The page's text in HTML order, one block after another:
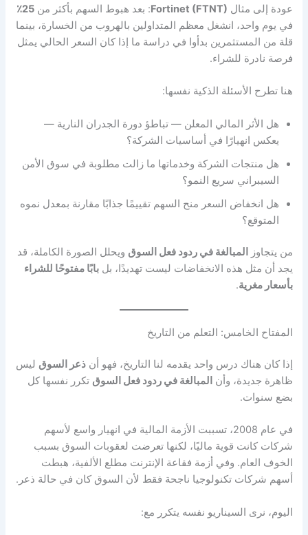
عودة إلى مثال Fortinet (FTNT): بعد هبوط السهم بأكثر من25٪
في يوم واحد، انشغل معظم المتداولين بالهروب من الخسارة، بينما
قلة من المستثمرين بدأوا في دراسة ما إذا كان السعر الحالي يمثل
فرصة نادرة للشراء.
هنا تطرح الأسئلة الذكية نفسها:
هل الأثر المالي المعلن — تباطؤ دورة الجدران النارية —
يعكس انهيارًا في أساسيات الشركة؟
هل منتجات الشركة وخدماتها ما زالت مطلوبة في سوق الأمن
السيبراني سريع النمو؟
هل انخفاض السعر منح السهم تقييمًا جذابًا مقارنة بمعدل نموه
المتوقع؟
من يتجاوز المبالغة في ردود فعل السوق ويحلل الصورة الكاملة، قد
يجد أن مثل هذه الانخفاضات ليست تهديدًا، بلبابًا مفتوحًا للشراء
بأسعار مغرية.
المفتاح الخامس: التعلم من التاريخ
إذا كان هناك درس واحد يقدمه لنا التاريخ، فهو أنذعر السوق ليس
ظاهرة جديدة، وأن المبالغة في ردود فعل السوق تكرر نفسها كل
بضع سنوات.
في عام 2008، تسببت الأزمة المالية في انهيار واسع لأسهم
شركات كانت قوية ماليًا، لكنها تعرضت لعقوبات السوق بسبب
الخوف العام. وفي أزمة فقاعة الإنترنت مطلع الألفية، هبطت
أسهم شركات تكنولوجيا ناجحة فقط لأن السوق كان في حالة ذعر.
اليوم، نرى السيناريو نفسه يتكرر مع: